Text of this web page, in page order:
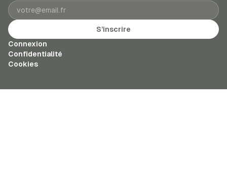
Adresse e-mail
S’inscrire
Connexion
Confidentialité
Cookies